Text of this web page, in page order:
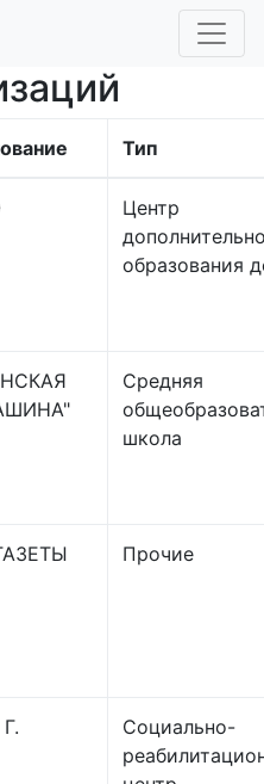
Тип
Центр
образования
Средняя
школа
Прочие
Социально-